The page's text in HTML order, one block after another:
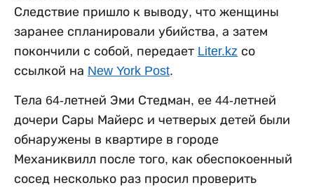
Следствие пришло к выводу, что женщины
заранее спланировали убийства, а затем
покончили с собой, передает Liter.kz со
ссылкой на New York Post.
Тела 64-летней Эми Стедман, ее 44-летней
дочери Сары Майерс и четверых детей были
обнаружены в квартире в городе
Механиквилл после того, как обеспокоенный
сосед несколько раз просил проверить